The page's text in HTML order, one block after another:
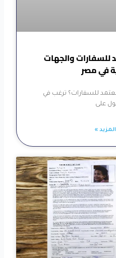
والجهات
في مصر
للسفارات؟ ترغب في
على
»